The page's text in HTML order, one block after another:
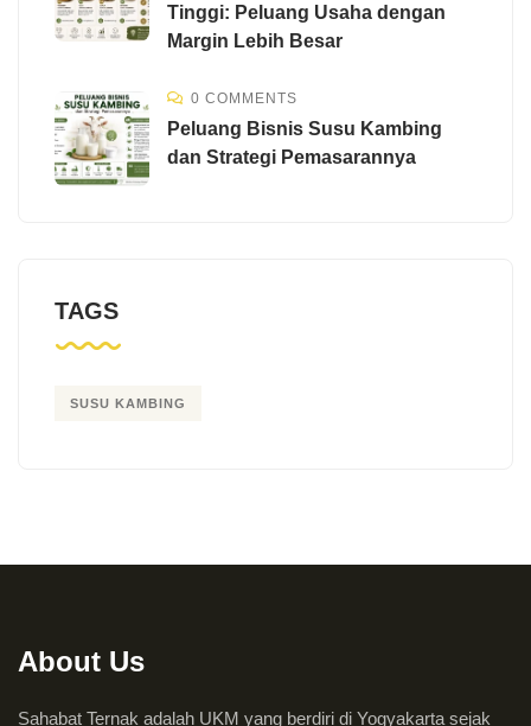
Tinggi: Peluang Usaha dengan
Margin Lebih Besar
0 COMMENTS
Peluang Bisnis Susu Kambing
dan Strategi Pemasarannya
TAGS
SUSU KAMBING
About Us
Sahabat Ternak adalah UKM yang berdiri di Yogyakarta sejak